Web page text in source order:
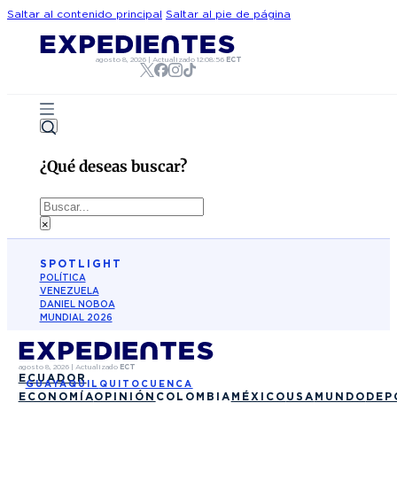
Saltar al contenido principal Saltar al pie de página
agosto 8, 2026| Actualizado 12:08:56 ECT
¿Qué deseas buscar?
Buscar
×
SPOTLIGHT
POLÍTICA
VENEZUELA
DANIEL NOBOA
MUNDIAL 2026
agosto 8, 2026| Actualizado ECT
ECUADOR
GUAYAQUIL QUITO CUENCA
ECONOMÍAOPINIÓN COLOMBIA MÉXICO USA MUNDO